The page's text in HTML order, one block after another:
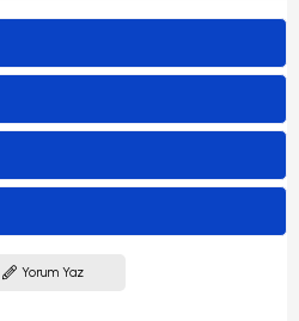
Yorum Yaz